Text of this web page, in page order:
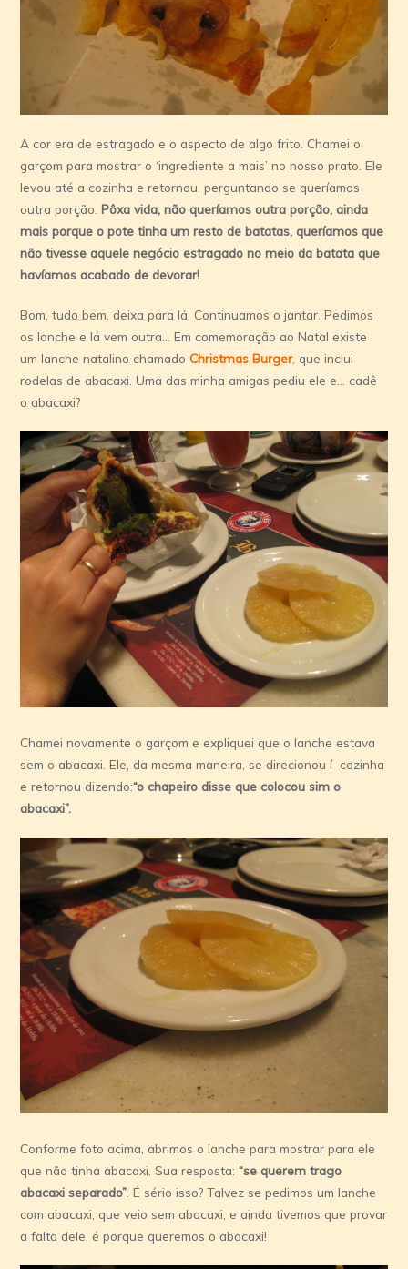
A cor era de estragado e o aspecto de algo frito. Chamei o
garçom para mostrar o ‘ingrediente a mais’ no nosso prato. Ele
levou até a cozinha e retornou, perguntando se querí­amos
outra porção.Pôxa vida, não querí­amos outra porção, ainda
mais porque o pote tinha um resto de batatas, querí­amos que
não tivesse aquele negócio estragado no meio da batata que
haví­amos acabado de devorar!
Bom, tudo bem, deixa para lá. Continuamos o jantar. Pedimos
os lanche e lá vem outra… Em comemoração ao Natal existe
um lanche natalino chamadoChristmas Burger, que inclui
rodelas de abacaxi. Uma das minha amigas pediu ele e… cadê
o abacaxi?
Chamei novamente o garçom e expliquei que o lanche estava
sem o abacaxi. Ele, da mesma maneira, se direcionou í cozinha
e retornou dizendo:“o chapeiro disse que colocou sim o
abacaxi”.
Conforme foto acima, abrimos o lanche para mostrar para ele
que não tinha abacaxi. Sua resposta: “se querem trago
abacaxi separado” . É sério isso? Talvez se pedimos um lanche
com abacaxi, que veio sem abacaxi, e ainda tivemos que provar
a falta dele, é porque queremos o abacaxi!